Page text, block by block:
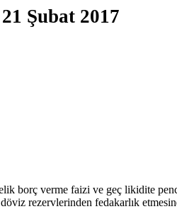
Şubat 2017
borç verme faizi ve geç likidite
rezervlerinden fedakarlık